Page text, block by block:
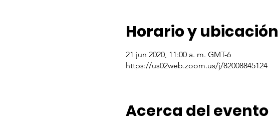
Horario y ubicación
21 jun 2020, 11:00 a. m. GMT-6
https://us02web.zoom.us/j/82008845124
Acerca del evento